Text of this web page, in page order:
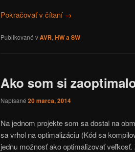
Pokračovať v čítaní →
Publikované vAVR, HW a SW
Ako som si
Napísané 20 marca, 2014
Na jednom projekte som sa dostal na
sa vrhol na optimalizáciu (Kód sa
jednu možnosť ako optimalizovať